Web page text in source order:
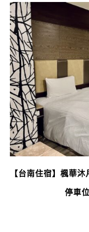
【台南住宿】楓華
停車